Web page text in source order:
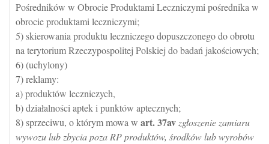
Pośredników w Obrocie Produktami Leczniczymi pośrednika w
obrocie produktami leczniczymi;
5) skierowania produktu leczniczego dopuszczonego do obrotu
na terytorium Rzeczypospolitej Polskiej do badań jakościowych;
6) (uchylony)
7) reklamy:
a) produktów leczniczych,
b) działalności aptek i punktów aptecznych;
8) sprzeciwu, o którym mowa w art.37av zgłoszenie zamiaru
wywozu lub zbycia poza RP produktów, środków lub wyrobów